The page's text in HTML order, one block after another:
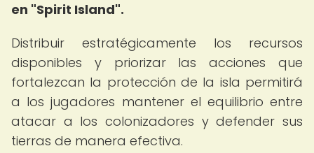
en "Spirit Island".
Distribuir estratégicamente los recursos
disponibles y priorizar las acciones que
fortalezcan la protección de la isla permitirá
a los jugadores mantener el equilibrio entre
atacar a los colonizadores y defender sus
tierras de manera efectiva.